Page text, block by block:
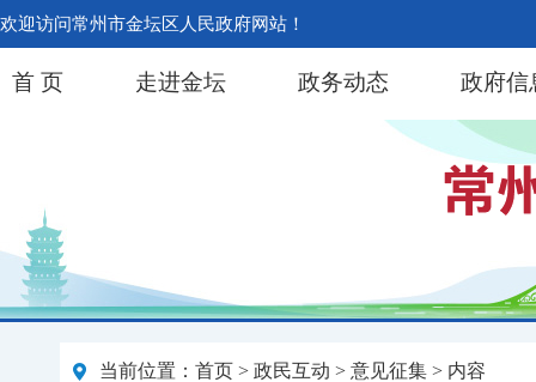
欢迎访问常州市金坛区人民政府网站！
首 页 走进金坛 政务动态 政府信
当前位置： 首页 > 政民互动 > 意见征集 > 内容